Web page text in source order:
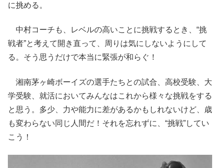
に挑める。
中村コーチも、レベルの高いことに挑戦するとき、“挑
戦者”と考えて開き直って、周りは気にしないようにして
る。そう思うだけで本当に緊張が和らぐ！
湘南茅ヶ崎ボーイズの選手たちとの試合、高校受験、大
学受験、就活においてみんなはこれから様々な挑戦をする
と思う。多少、力や能力に差があるかもしれないけど、歳
も変わらない同じ人間だ！それを忘れずに、“挑戦”してい
こう！